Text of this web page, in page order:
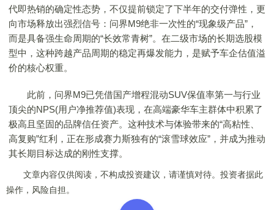
代即热销的确定性态势，不仅提前锁定了下半年的交付弹性，更
向市场释放出强烈信号：问界M9绝非一次性的“现象级产品”，
而是具备强生命周期的“长效常青树”。在二级市场的长期选股模
型中，这种跨越产品周期的稳定再爆发能力，是赋予车企估值溢
价的核心权重。
此前，问界M9已凭借国产增程混动SUV保值率第一与行业
顶尖的NPS(用户净推荐值)表现，在高端豪华车主群体中积累了
极高且坚固的品牌信任资产。这种技术与体验带来的“高粘性、
高复购”红利，正在形成赛力斯独有的“滚雪球效应”，并成为推动
其长期目标达成的刚性支撑。
文章内容仅供阅读，不构成投资建议，请谨慎对待。投资者据此
操作，风险自担。